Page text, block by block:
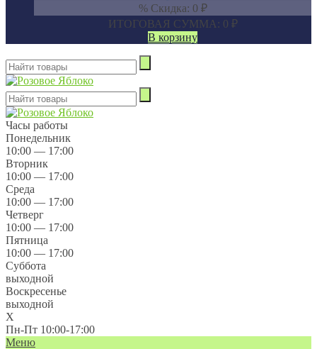
% Скидка: 0 ₽
ИТОГОВАЯ СУММА: 0 ₽
В корзину
Часы работы
Понедельник
10:00 — 17:00
Вторник
10:00 — 17:00
Среда
10:00 — 17:00
Четверг
10:00 — 17:00
Пятница
10:00 — 17:00
Суббота
выходной
Воскресенье
выходной
X
Пн-Пт 10:00-17:00
Меню